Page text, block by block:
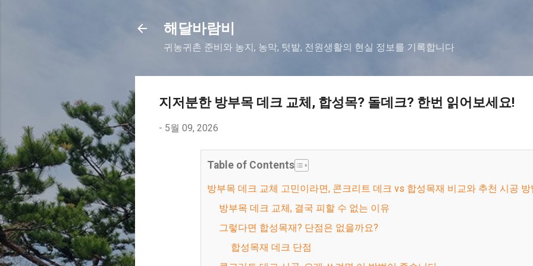
해달바람비
귀농귀촌 준비와 농지, 농막, 텃밭, 전원생활의 현실 정보를 기록합니다
지저분한 방부목 데크 교체, 합성목? 돌데크? 한번 읽어보세요!
- 5월 09, 2026
Table of Contents
방부목 데크 교체 고민이라면, 콘크리트 데크 vs 합성목재 비교와 추천 시공 방
방부목 데크 교체, 결국 피할 수 없는 이유
그렇다면 합성목재? 단점은 없을까요?
합성목재 데크 단점